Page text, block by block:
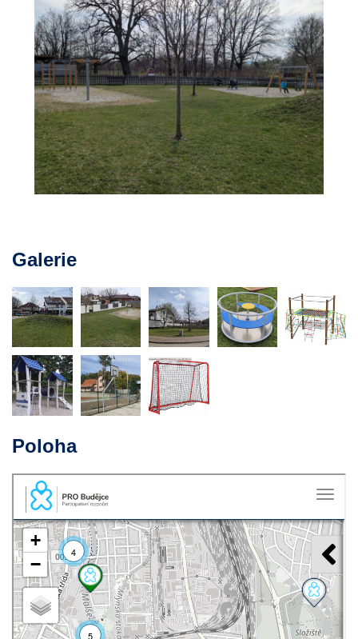
Galerie
Poloha
uložila Vaše volba v tomto okně.
Nezbytné cookies
Nezbytné cookies pomáhají, aby byla webová stránka
použitelná tak, že umožní základní funkce jako
navigace stránky a přístup k zabezpečeným sekcím
webové stránky. Webová stránka nemůže správně
fungovat bez těchto cookies.
stránek, aby porozuměli, jak návštěvníci používají
Marketingové cookies
Marketingové cookies shromažďují osobní údaje o
uživateli z marketingového hlediska. Např.
shromažďují informace za účelem přizpůsobení
nabízené reklamy zájmům zákazníka, propojení se
Přijmout vše